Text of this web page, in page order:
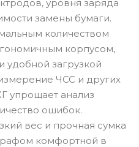
уровня заряда
замены бумаги.
количеством
корпусом,
загрузкой
ЧСС и других
упрощает анализ
ошибок.
вес и прочная сумка
комфортной в